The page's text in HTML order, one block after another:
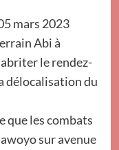
mars 2023
Abi à
le rendez-
délocalisation du
que les combats
sur avenue